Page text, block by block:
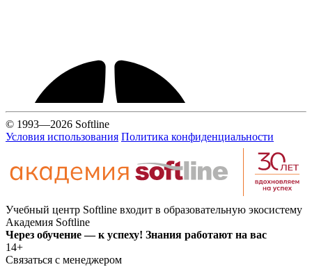
© 1993—2026 Softline
Условия использования Политика конфиденциальности
Учебный центр Softline входит в образовательную экосистему
Академия Softline
Через обучение — к успеху! Знания работают на вас
14+
Связаться с менеджером